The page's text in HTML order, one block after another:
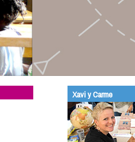
Xavi y Carme